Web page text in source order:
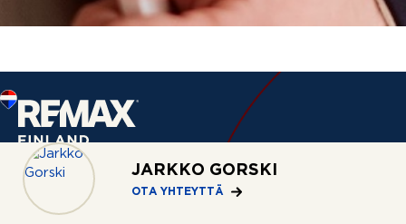
JARKKO GORSKI
OTA YHTEYTTÄ
Palvelut